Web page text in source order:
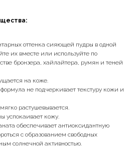
оттенка сияющей пудры в одной
их вместе или используйте по
бронзера, хайлайтера, румян и теней
на коже.
не подчеркивает текстуру кожи и
растушевывается.
успокаивает кожу.
обеспечивает антиоксидантную
с образованием свободных
солнечной активностью.